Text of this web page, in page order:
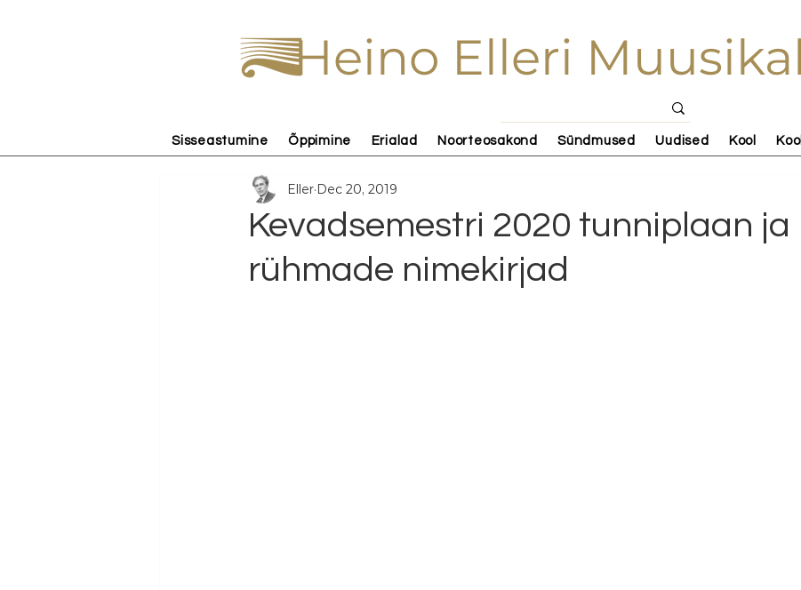
Heino Elleri
Sisseastumine Õppimine Erialad Noorteosakond Sündmused Uudised Kool
Kevadsemestri 2020 tunniplaan ja
rühmade nimekirjad
Eller Dec 20, 2019